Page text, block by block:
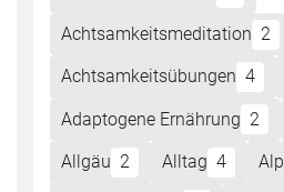
Achtsamkeitsmeditation 2
Achtsamkeitsübungen 4
Adaptogene Ernährung 2
Allgäu 2 Alltag 4